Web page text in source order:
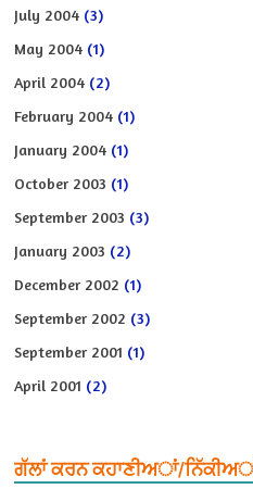
July 2004 (3)
May 2004 (1)
April 2004 (2)
February 2004 (1)
January 2004 (1)
October 2003 (1)
September 2003 (3)
January 2003 (2)
December 2002 (1)
September 2002 (3)
September 2001 (1)
April 2001 (2)
ਗੱਲਾਂ ਕਰਨ ਕਹਾਣੀਅਾਂ/